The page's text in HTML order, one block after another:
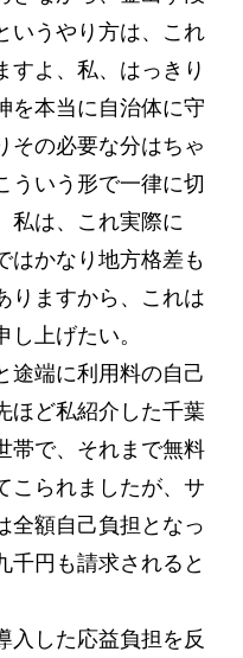
いうやり方は、これ
すよ、私、はっきり
を本当に自治体に守
その必要な分はちゃ
ういう形で一律に切
私は、これ実際に
はかなり地方格差も
りますから、これは
上げたい。
途端に利用料の自己
ほど私紹介した千葉
帯で、それまで無料
こられましたが、サ
全額自己負担となっ
千円も請求されると
入した応益負担を反